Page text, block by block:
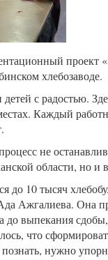
проект
хлебозаводе.
с радостью.
Каждый
не
области, но и
до 10 тысяч
Ажгалиева. Она
до выпекания
что
нужно